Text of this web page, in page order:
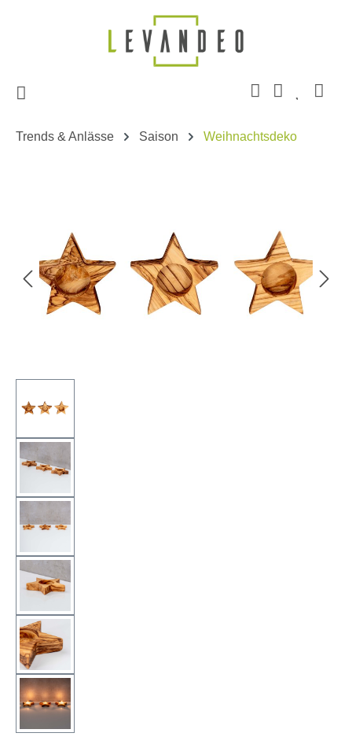
Zum Hauptinhalt springen
Trends & Anlässe Saison Weihnachtsdeko